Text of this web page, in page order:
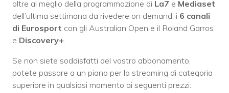
oltre al meglio della programmazione di La7 e Mediaset
dell’ultima settimana da rivedere on demand, i 6 canali
di Eurosport con gli Australian Open e il Roland Garros
e Discovery+
Se non siete soddisfatti del vostro abbonamento,
potete passare a un piano per lo streaming di categoria
superiore in qualsiasi momento ai seguenti prezzi: